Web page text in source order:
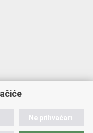
Ne prihvaćam